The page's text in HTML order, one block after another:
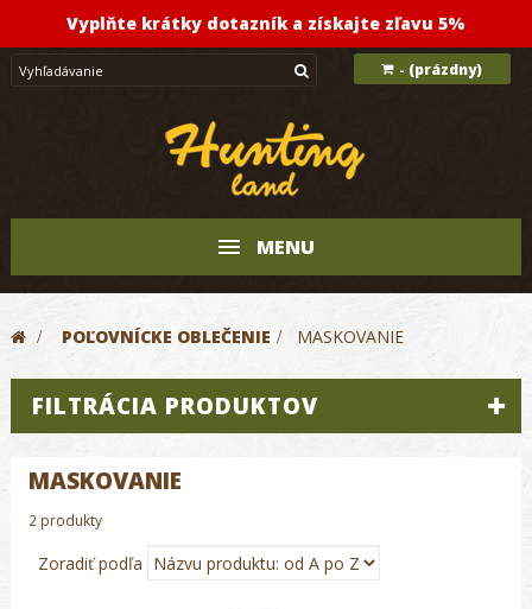
Vyplňte krátky dotazník a získajte zľavu 5%
- (prázdny)
MENU
> POĽOVNÍCKE OBLEČENIE > MASKOVANIE
FILTRÁCIA PRODUKTOV
MASKOVANIE
2 produkty
Zoradiť podľa